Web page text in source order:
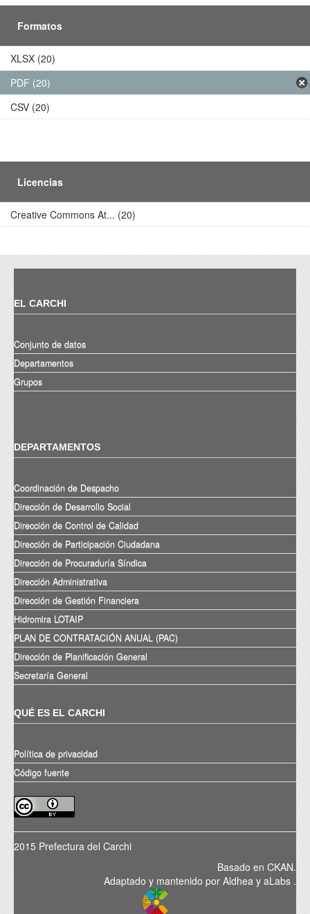
Formatos
XLSX (20)
PDF (20)
CSV (20)
Licencias
Creative Commons At... (20)
EL CARCHI
Conjunto de datos
Departamentos
Grupos
DEPARTAMENTOS
Coordinación de Despacho
Dirección de Desarrollo Social
Dirección de Control de Calidad
Dirección de Participación Ciudadana
Dirección de Procuraduría Síndica
Dirección Administrativa
Dirección de Gestión Financiera
Hidromira LOTAIP
PLAN DE CONTRATACIÓN ANUAL (PAC)
Dirección de Planificación General
Secretaría General
QUÉ ES EL CARCHI
Política de privacidad
Código fuente
2015 Prefectura del Carchi
Basado en CKAN.
Adaptado y mantenido por Aldhea y aLabs .